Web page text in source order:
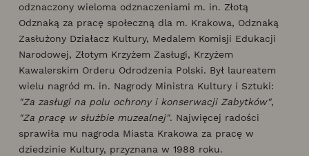
odznaczony wieloma odznaczeniami m. in. Złotą
Odznaką za pracę społeczną dla m. Krakowa, Odznaką
Zasłużony Działacz Kultury, Medalem Komisji Edukacji
Narodowej, Złotym Krzyżem Zasługi, Krzyżem
Kawalerskim Orderu Odrodzenia Polski. Był laureatem
wielu nagród m. in. Nagrody Ministra Kultury i Sztuki:
"Za zasługi na polu ochrony i konserwacji Zabytków",
"Za pracę w służbie muzealnej". Najwięcej radości
sprawiła mu nagroda Miasta Krakowa za pracę w
dziedzinie Kultury, przyznana w 1988 roku.